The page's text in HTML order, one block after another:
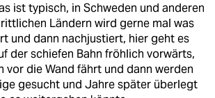
ist typisch, in Schweden und anderen
Ländern wird gerne mal was
und dann nachjustiert, hier geht es
der schiefen Bahn fröhlich vorwärts,
vor die Wand fährt und dann werden
gesucht und Jahre später überlegt